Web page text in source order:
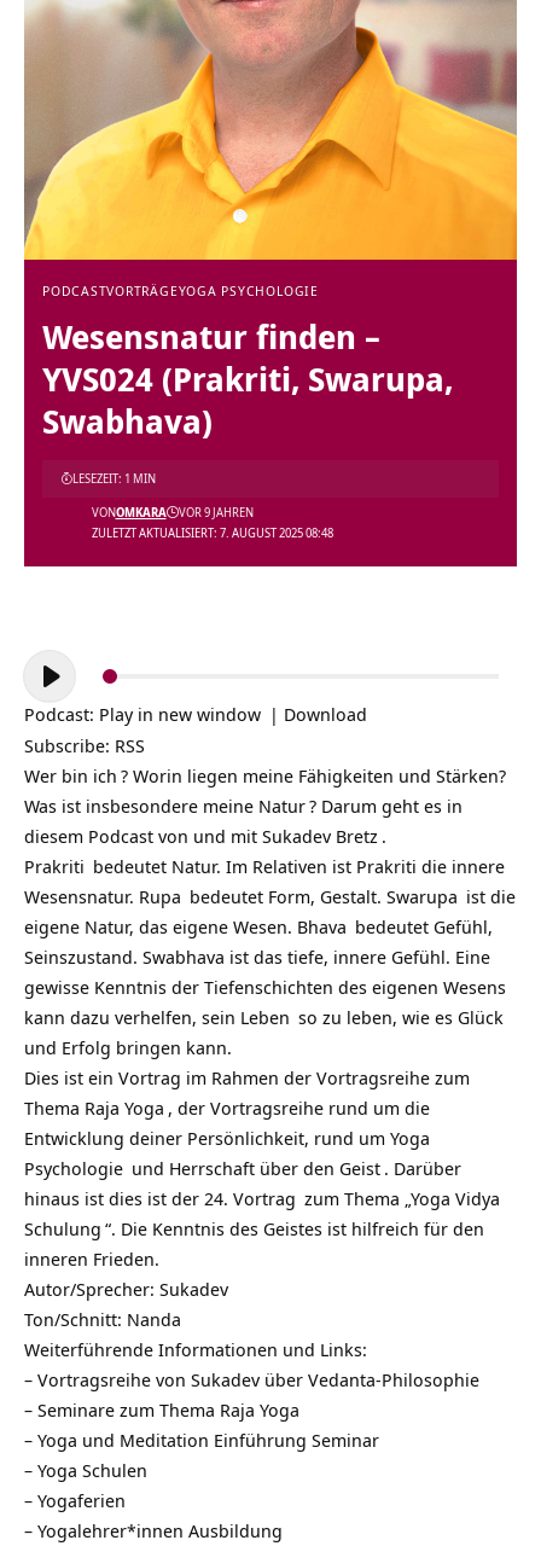
PODCASTVORTRÄGEYOGA PSYCHOLOGIE
Wesensnatur finden –
YVS024 (Prakriti, Swarupa,
Swabhava)
ZULETZT AKTUALISIERT: 7. AUGUST 2025 08:48
VONOMKARA VOR 9 JAHREN
LESEZEIT: 1 MIN
Audio-
Player
Podcast: Play in new window | Download
Subscribe: RSS
Wer bin ich ? Worin liegen meine Fähigkeiten und Stärken?
Was ist insbesondere meine Natur? Darum geht es in
diesem Podcast von und mit Sukadev Bretz .
Prakriti bedeutet Natur. Im Relativen ist Prakriti die innere
Wesensnatur. Rupa bedeutet Form, Gestalt. Swarupa ist die
eigene Natur, das eigene Wesen. Bhava bedeutet Gefühl,
Seinszustand. Swabhava ist das tiefe, innere Gefühl. Eine
gewisse Kenntnis der Tiefenschichten des eigenen Wesens
kann dazu verhelfen, sein Leben so zu leben, wie es Glück
und Erfolg bringen kann.
Dies ist ein Vortrag im Rahmen der Vortragsreihe zum
Thema Raja Yoga , der Vortragsreihe rund um die
Entwicklung deiner Persönlichkeit, rund um Yoga
Psychologie und Herrschaft über den Geist . Darüber
hinaus ist dies ist der 24. Vortrag zum Thema „Yoga Vidya
Schulung “. Die Kenntnis des Geistes ist hilfreich für den
inneren Frieden.
Autor/Sprecher: Sukadev
Ton/Schnitt: Nanda
Weiterführende Informationen und Links:
– Vortragsreihe von Sukadev über Vedanta-Philosophie
– Seminare zum Thema Raja Yoga
– Yoga und Meditation Einführung Seminar
– Yoga Schulen
– Yogaferien
– Yogalehrer*innen Ausbildung